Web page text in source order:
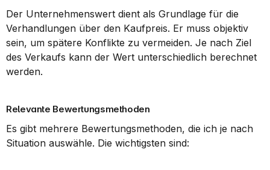
Der Unternehmenswert dient als Grundlage für die
Verhandlungen über den Kaufpreis. Er muss objektiv
sein, um spätere Konflikte zu vermeiden. Je nach Ziel
des Verkaufs kann der Wert unterschiedlich berechnet
werden.
Relevante Bewertungsmethoden
Es gibt mehrere Bewertungsmethoden, die ich je nach
Situation auswähle. Die wichtigsten sind: